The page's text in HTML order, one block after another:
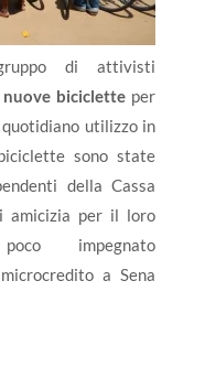
di attivisti
nuove biciclette per
utilizzo in
sono state
della Cassa
amicizia per il loro
impegnato
a Sena